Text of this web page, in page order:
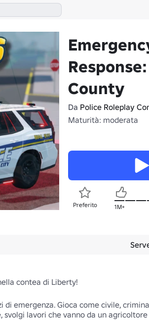
County
Da Police Roleplay
Maturità: moderata
Preferito 1M+
contea di Liberty!
emergenza. Gioca come civile,
lavori che vanno da un